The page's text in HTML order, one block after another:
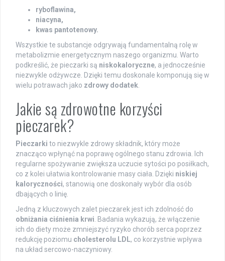
ryboflawina,
niacyna,
kwas pantotenowy.
Wszystkie te substancje odgrywają fundamentalną rolę w
metabolizmie energetycznym naszego organizmu. Warto
podkreślić, że pieczarki są niskokaloryczne, a jednocześnie
niezwykle odżywcze. Dzięki temu doskonale komponują się w
wielu potrawach jako zdrowy dodatek
Jakie są zdrowotne korzyści
pieczarek?
Pieczarki to niezwykle zdrowy składnik, który może
znacząco wpłynąć na poprawę ogólnego stanu zdrowia. Ich
regularne spożywanie zwiększa uczucie sytości po posiłkach,
co z kolei ułatwia kontrolowanie masy ciała. Dzięki niskiej
kaloryczności, stanowią one doskonały wybór dla osób
dbających o linię.
Jedną z kluczowych zalet pieczarek jest ich zdolność do
obniżania ciśnienia krwi . Badania wykazują, że włączenie
ich do diety może zmniejszyć ryzyko chorób serca poprzez
redukcję poziomu cholesterolu LDL, co korzystnie wpływa
na układ sercowo-naczyniowy.